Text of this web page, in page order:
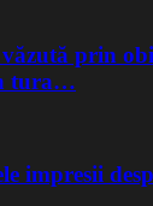
prin
tura…
impresii